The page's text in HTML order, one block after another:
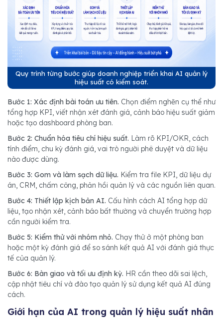
Quy trình từng bước giúp doanh nghiệp triển khai AI quản lý
hiệu suất có kiểm soát.
Bước 1: Xác định bài toán ưu tiên. Chọn điểm nghẽn cụ thể như
tổng hợp KPI, viết nhận xét đánh giá, cảnh báo hiệu suất giảm
hoặc tạo dashboard phòng ban.
Bước 2: Chuẩn hóa tiêu chí hiệu suất. Làm rõ KPI/OKR, cách
tính điểm, chu kỳ đánh giá, vai trò người phê duyệt và dữ liệu
nào được dùng.
Bước 3: Gom và làm sạch dữ liệu. Kiểm tra file KPI, dữ liệu dự
án, CRM, chấm công, phản hồi quản lý và các nguồn liên quan.
Bước 4: Thiết lập kịch bản AI. Cấu hình cách AI tổng hợp dữ
liệu, tạo nhận xét, cảnh báo bất thường và chuyển trường hợp
cần người kiểm tra.
Bước 5: Kiểm thử với nhóm nhỏ. Chạy thử ở một phòng ban
hoặc một kỳ đánh giá để so sánh kết quả AI với đánh giá thực
tế của quản lý.
Bước 6: Bàn giao và tối ưu định kỳ. HR cần theo dõi sai lệch,
cập nhật tiêu chí và đào tạo quản lý sử dụng kết quả AI đúng
cách.
Giới hạn của AI trong quản lý hiệu suất nhân